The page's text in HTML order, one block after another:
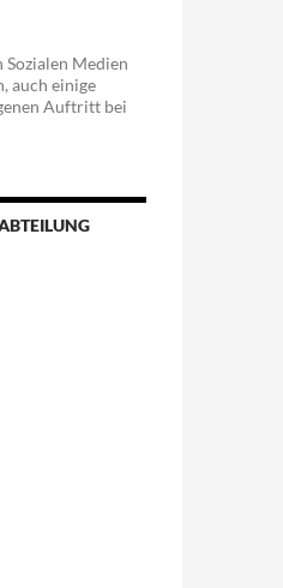
Medien
auch einige
Auftritt bei